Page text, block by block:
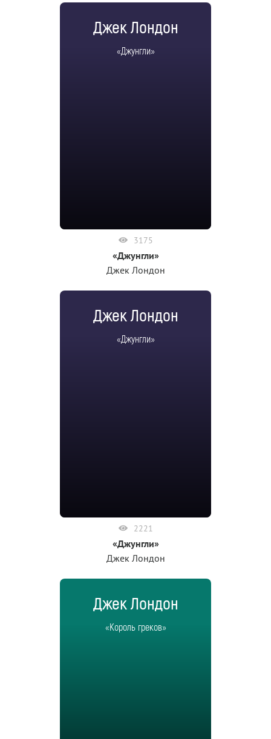
Джек Лондон
«Джунгли»
3175
«Джунгли»
Джек Лондон
Джек Лондон
«Джунгли»
2221
«Джунгли»
Джек Лондон
Джек Лондон
«Король греков»